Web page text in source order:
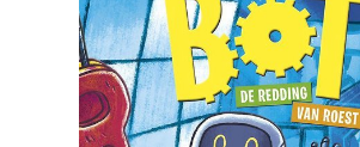
Aanmelden
We gebruiken je gegevens om
overeenstemming met ons